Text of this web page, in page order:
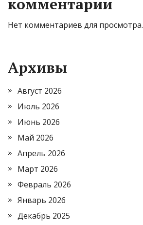
Нет комментариев для просмотра.
Архивы
Август 2026
Июль 2026
Июнь 2026
Май 2026
Апрель 2026
Март 2026
Февраль 2026
Январь 2026
Декабрь 2025